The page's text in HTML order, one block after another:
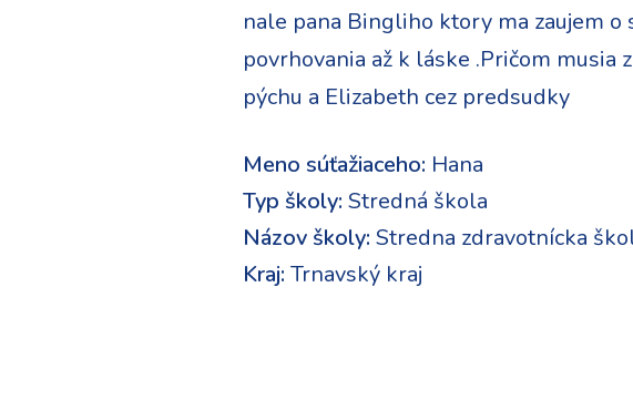
nale pana Bingliho ktory ma zaujem o
povrhovania až k láske .Pričom musia
pýchu a Elizabeth cez predsudky
Meno súťažiaceho: Hana
Typ školy: Stredná škola
Názov školy: Stredna zdravotnícka
Kraj: Trnavský kraj